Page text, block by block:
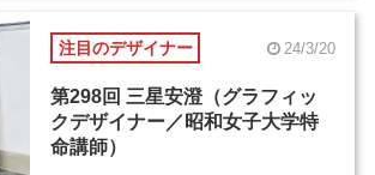
注目のデザイナー 24/3/20
第298回 三星安澄（グラフィッ
クデザイナー／昭和女子大学特
命講師）